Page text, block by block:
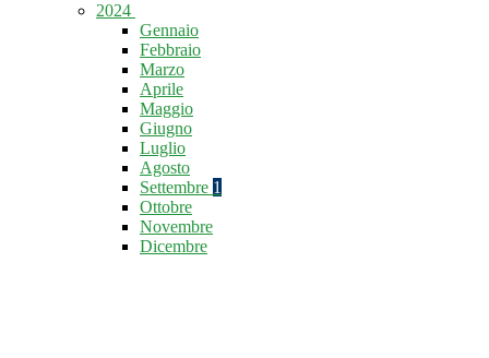
2024
Gennaio
Febbraio
Marzo
Aprile
Maggio
Giugno
Luglio
Agosto
Settembre 1
Ottobre
Novembre
Dicembre